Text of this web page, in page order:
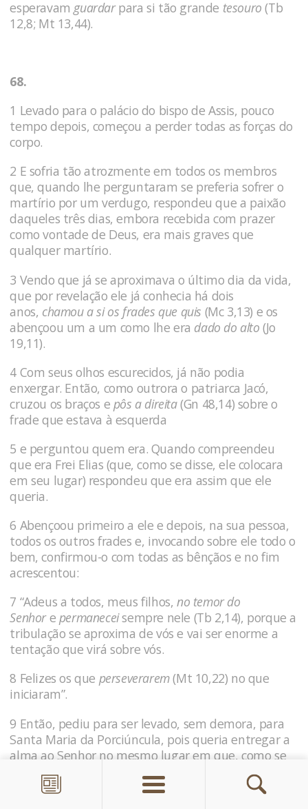
esperavam guardarpara si tão grande tesouro(Tb
12,8; Mt 13,44).
68.
1 Levado para o palácio do bispo de Assis, pouco
tempo depois, começou a perder todas as forças do
corpo.
2 E sofria tão atrozmente em todos os membros
que, quando lhe perguntaram se preferia sofrer o
martírio por um verdugo, respondeu que a paixão
daqueles três dias, embora recebida com prazer
como vontade de Deus, era mais graves que
qualquer martírio.
3 Vendo que já se aproximava o último dia da vida,
que por revelação ele já conhecia há dois
anos, chamou a si os frades que quis (Mc 3,13) e os
abençoou um a um como lhe era dado do alto(Jo
19,11).
4 Com seus olhos escurecidos, já não podia
enxergar. Então, como outrora o patriarca Jacó,
cruzou os braços e pôs a direita(Gn 48,14) sobre o
frade que esta­va à esquerda
5 e perguntou quem era. Quando compreendeu
que era Frei Elias (que, como se disse, ele colocara
em seu lugar) res­pondeu que era assim que ele
queria.
6 Abençoou primeiro a ele e depois, na sua pessoa,
todos os outros frades e, invocando sobre ele todo o
bem, confirmou-o com todas as bênçãos e no fim
acrescentou:
7 “Adeus a todos, meus filhos, no temor do
Senhore permaneceisempre nele (Tb 2,14), porque a
tribulação se aproxima de vós e vai ser enorme a
tentação que virá sobre vós.
8 Felizes os que perse­verarem(Mt 10,22) no que
iniciaram”.
9 Então, pediu para ser levado, sem demora, para
Santa Maria da Porciúncula, pois queria entregar a
alma ao Senhor no mesmo lugar em que, como se
disse, tinha conhecido com clareza
o caminho da
verdade(Sl 118,30).